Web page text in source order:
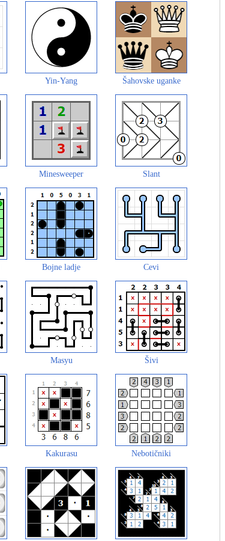
Yin-Yang Šahovske uganke
Minesweeper Slant
Bojne ladje Cevi
Masyu Šivi
Kakurasu Nebotičniki